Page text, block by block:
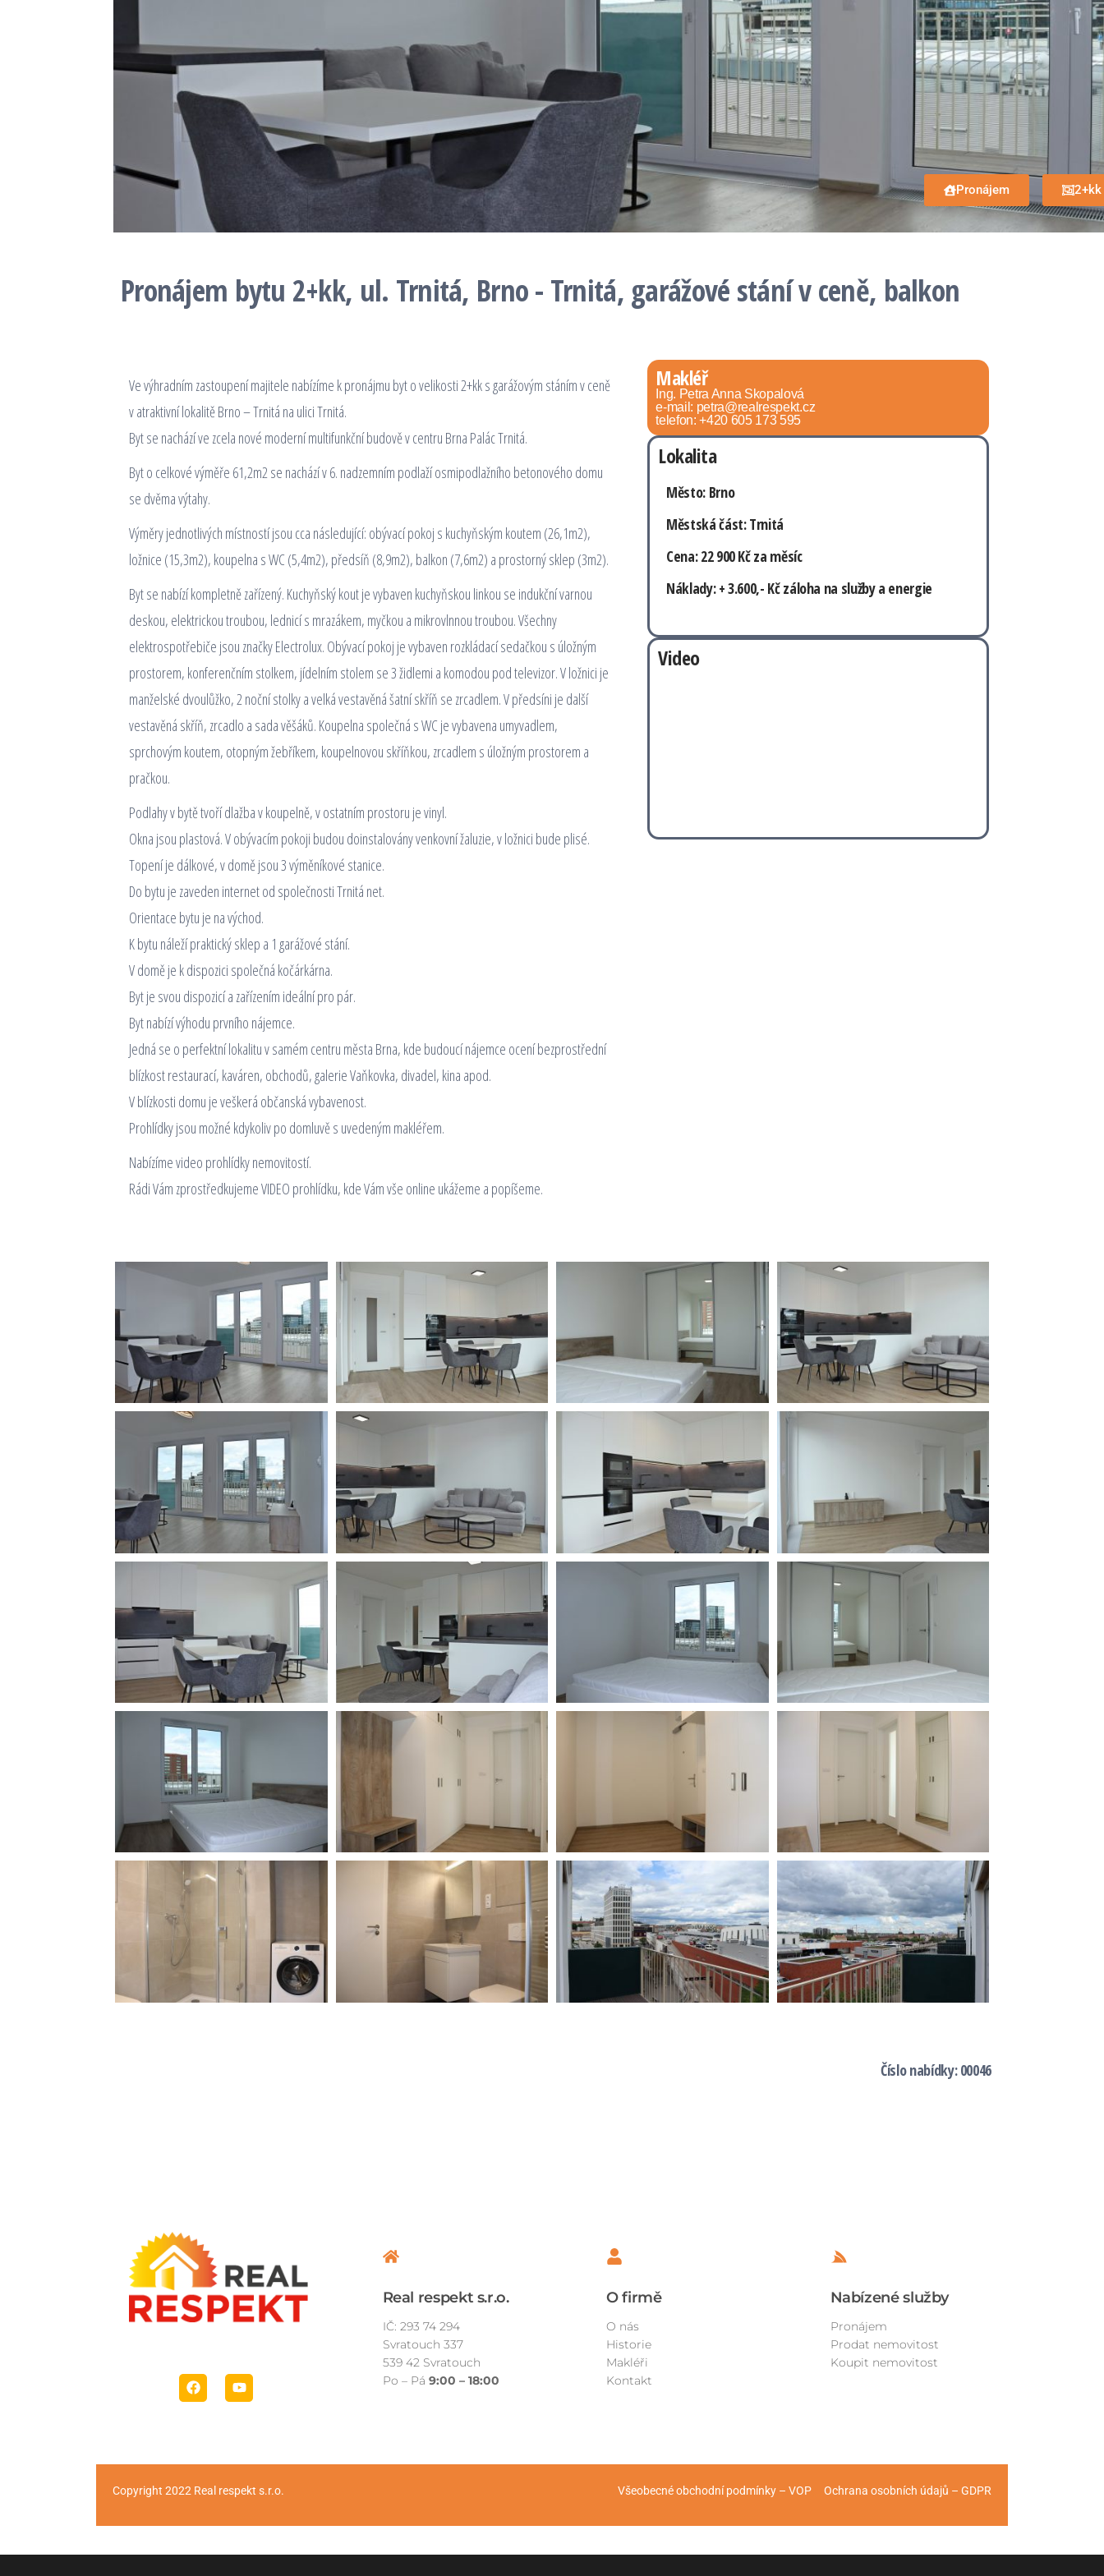
Pronájem 2+kk
Pronájem bytu 2+kk, ul. Trnitá, Brno - Trnitá, garážové stání v ceně, balkon
Ve výhradním zastoupení majitele nabízíme k pronájmu byt o velikosti 2+kk s garážovým stáním v ceně
v atraktivní lokalitě Brno – Trnitá na ulici Trnitá.
Byt se nachází ve zcela nové moderní multifunkční budově v centru Brna Palác Trnitá.
Byt o celkové výměře 61,2m2 se nachází v 6. nadzemním podlaží osmipodlažního betonového domu
se dvěma výtahy.
Výměry jednotlivých místností jsou cca následující: obývací pokoj s kuchyňským koutem (26,1m2),
ložnice (15,3m2), koupelna s WC (5,4m2), předsíň (8,9m2), balkon (7,6m2) a prostorný sklep (3m2).
Byt se nabízí kompletně zařízený. Kuchyňský kout je vybaven kuchyňskou linkou se indukční varnou
deskou, elektrickou troubou, lednicí s mrazákem, myčkou a mikrovlnnou troubou. Všechny
elektrospotřebiče jsou značky Electrolux. Obývací pokoj je vybaven rozkládací sedačkou s úložným
prostorem, konferenčním stolkem, jídelním stolem se 3 židlemi a komodou pod televizor. V ložnici je
manželské dvoulůžko, 2 noční stolky a velká vestavěná šatní skříň se zrcadlem. V předsíni je další
vestavěná skříň, zrcadlo a sada věšáků. Koupelna společná s WC je vybavena umyvadlem,
sprchovým koutem, otopným žebříkem, koupelnovou skříňkou, zrcadlem s úložným prostorem a
pračkou.
Podlahy v bytě tvoří dlažba v koupelně, v ostatním prostoru je vinyl.
Okna jsou plastová. V obývacím pokoji budou doinstalovány venkovní žaluzie, v ložnici bude plisé.
Topení je dálkové, v domě jsou 3 výměníkové stanice.
Do bytu je zaveden internet od společnosti Trnitá net.
Orientace bytu je na východ.
K bytu náleží praktický sklep a 1 garážové stání.
V domě je k dispozici společná kočárkárna.
Byt je svou dispozicí a zařízením ideální pro pár.
Byt nabízí výhodu prvního nájemce.
Jedná se o perfektní lokalitu v samém centru města Brna, kde budoucí nájemce ocení bezprostřední
blízkost restaurací, kaváren, obchodů, galerie Vaňkovka, divadel, kina apod.
V blízkosti domu je veškerá občanská vybavenost.
Prohlídky jsou možné kdykoliv po domluvě s uvedeným makléřem.
Nabízíme video prohlídky nemovitostí.
Rádi Vám zprostředkujeme VIDEO prohlídku, kde Vám vše online ukážeme a popíšeme.
Makléř
Ing. Petra Anna Skopalová
e-mail: petra@realrespekt.cz
telefon: +420 605 173 595
Lokalita
Město: Brno
Městská část: Trnitá
Cena: 22 900 Kč za měsíc
Náklady: + 3.600,- Kč záloha na služby a energie
Video
Číslo nabídky: 00046
Real respekt s.r.o.
IČ: 293 74 294
Svratouch 337
539 42 Svratouch
Po – Pá 9:00 – 18:00
O firmě
O nás
Historie
Makléři
Kontakt
Nabízené služby
Pronájem
Prodat nemovitost
Koupit nemovitost
Copyright 2022 Real respekt s.r.o. Všeobecné obchodní podmínky – VOP Ochrana osobních údajů – GDPR